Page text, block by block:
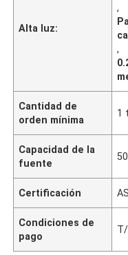
Alta luz:
,
,
Cantidad de
orden mínima
1
Capacidad de la
fuente
Certificación
Condiciones de
pago